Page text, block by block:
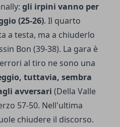
gli irpini vanno per
(25-26). Il quarto
a testa, ma a chiuderlo
Bon (39-38). La gara è
al tiro ne sono una
tuttavia, sembra
avversari (Della Valle
57-50. Nell'ultima
chiudere il discorso.